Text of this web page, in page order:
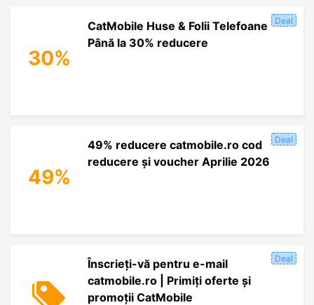
Deal
30%
CatMobile Huse & Folii Telefoane
Până la 30% reducere
Deal
49%
49% reducere catmobile.ro cod
reducere și voucher Aprilie 2026
Deal
Înscrieți-vă pentru e-mail
catmobile.ro | Primiți oferte și
promoții CatMobile